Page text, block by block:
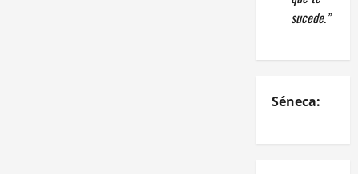
sucede.”
Séneca: